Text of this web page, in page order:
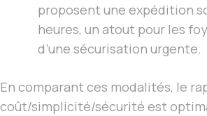
proposent une expédition
heures, un atout pour les
d’une sécurisation urgente.
En comparant ces modalités, le
coût/simplicité/sécurité est